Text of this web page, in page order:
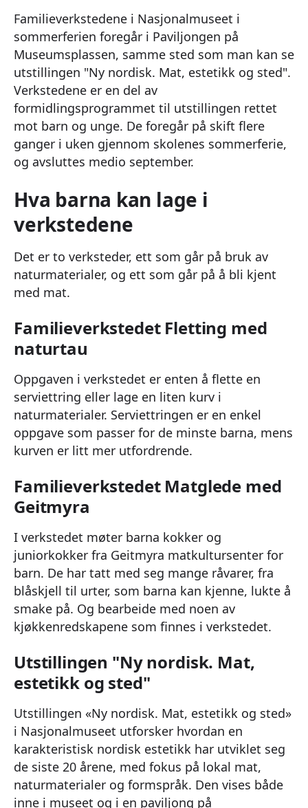
Familieverkstedene i Nasjonalmuseet i
sommerferien foregår i Paviljongen på
Museumsplassen, samme sted som man kan se
utstillingen "Ny nordisk. Mat, estetikk og sted".
Verkstedene er en del av
formidlingsprogrammet til utstillingen rettet
mot barn og unge. De foregår på skift flere
ganger i uken gjennom skolenes sommerferie,
og avsluttes medio september.
Hva barna kan lage i
verkstedene
Det er to verksteder, ett som går på bruk av
naturmaterialer, og ett som går på å bli kjent
med mat.
Familieverkstedet Fletting med
naturtau
Oppgaven i verkstedet er enten å flette en
serviettring eller lage en liten kurv i
naturmaterialer. Serviettringen er en enkel
oppgave som passer for de minste barna, mens
kurven er litt mer utfordrende.
Familieverkstedet Matglede med
Geitmyra
I verkstedet møter barna kokker og
juniorkokker fra Geitmyra matkultursenter for
barn. De har tatt med seg mange råvarer, fra
blåskjell til urter, som barna kan kjenne, lukte å
smake på. Og bearbeide med noen av
kjøkkenredskapene som finnes i verkstedet.
Utstillingen "Ny nordisk. Mat,
estetikk og sted"
Utstillingen «Ny nordisk. Mat, estetikk og sted»
i Nasjonalmuseet utforsker hvordan en
karakteristisk nordisk estetikk har utviklet seg
de siste 20 årene, med fokus på lokal mat,
naturmaterialer og formspråk. Den vises både
inne i museet og i en paviljong på